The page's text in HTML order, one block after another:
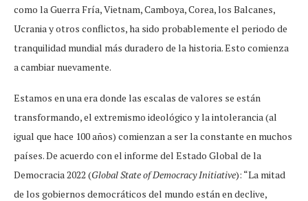
como la Guerra Fría, Vietnam, Camboya, Corea, los Balcanes,
Ucrania y otros conflictos, ha sido probablemente el periodo de
tranquilidad mundial más duradero de la historia. Esto comienza
a cambiar nuevamente.
Estamos en una era donde las escalas de valores se están
transformando, el extremismo ideológico y la intolerancia (al
igual que hace 100 años) comienzan a ser la constante en muchos
países. De acuerdo con el informe del Estado Global de la
Democracia 2022 (Global State of Democracy Initiative): “La mitad
de los gobiernos democráticos del mundo están en declive,